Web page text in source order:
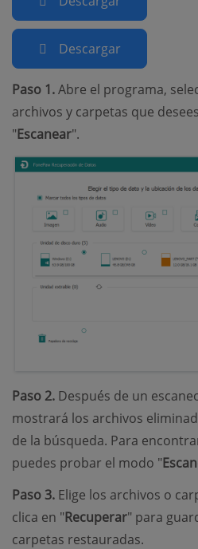
Descargar
Paso 1.Abre el programa,
archivos y carpetas que
"Escanear".
Paso 2. Después de un
mostrará los archivos
de la búsqueda. Para
puedes probar el modo "
Paso 3. Elige los archivos o
clica en "Recuperar" para
carpetas restauradas.